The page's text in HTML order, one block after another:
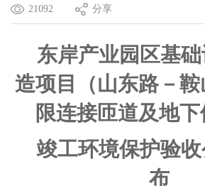
21092 分享
东岸产业园区基
造项目（山东路－鞍
限连接匝道及地
竣工环境保护验
布